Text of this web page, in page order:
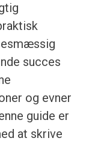
succes
og evner
guide er
at skrive